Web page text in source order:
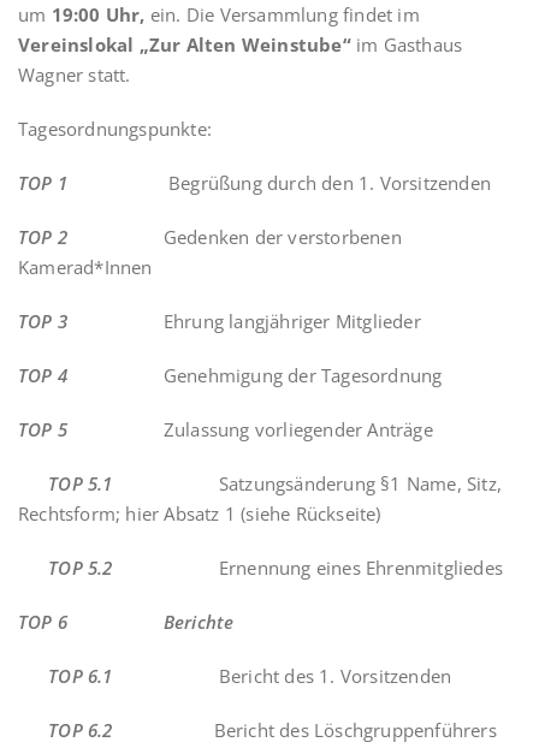
um 19:00 Uhr, ein. Die Versammlung findet im
Vereinslokal „Zur Alten Weinstube“im Gasthaus
Wagner statt.
Tagesordnungspunkte:
TOP 1 Begrüßung durch den 1. Vorsitzenden
TOP 2 Gedenken der verstorbenen
Kamerad*Innen
TOP 3 Ehrung langjähriger Mitglieder
TOP 4 Genehmigung der Tagesordnung
TOP 5 Zulassung vorliegender Anträge
TOP 5.1
Satzungsänderung §1 Name, Sitz,
Rechtsform; hier Absatz 1 (siehe Rückseite)
TOP 5.2 Ernennung eines Ehrenmitgliedes
TOP 6 Berichte
TOP 6.1 Bericht des 1. Vorsitzenden
TOP 6.2 Bericht des Löschgruppenführers